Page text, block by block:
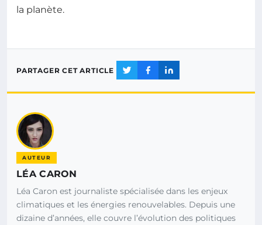
la planète.
PARTAGER CET ARTICLE
AUTEUR
LÉA CARON
Léa Caron est journaliste spécialisée dans les enjeux
climatiques et les énergies renouvelables. Depuis une
dizaine d’années, elle couvre l’évolution des politiques